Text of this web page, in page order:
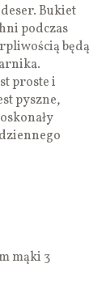
Bukiet
podczas
będą
proste i
pyszne,
mąki 3